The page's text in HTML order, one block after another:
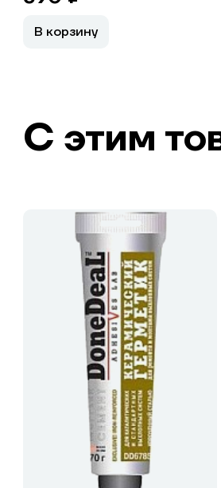
В корзину
С этим